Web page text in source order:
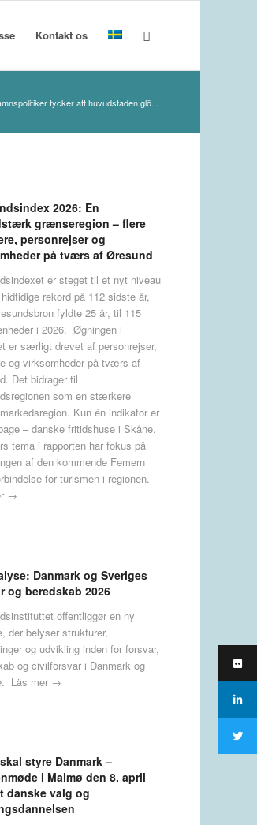
Kontakt os
tycker att huvudstaden glö...
2026: En
grænseregion – flere
personrejser og
på tværs af Øresund
er steget til et nyt niveau
rekord på 112 sidste år,
fyldte 25 år, til 115
i 2026. Øgningen i
er særligt drevet af personrejser,
og virksomheder på tværs af
Det bidrager til
som en stærkere
Kun én indikator er
– danske fritidshuse i Skåne.
tema i rapporten har fokus på
af den kommende Femern
for turismen i regionen.
→
Danmark og Sveriges
og beredskab 2026
offentliggør en ny
der belyser strukturer,
og udvikling inden for forsvar,
og civilforsvar i Danmark og
Läs mer →
styre Danmark –
i Malmø den 8. april
danske valg og